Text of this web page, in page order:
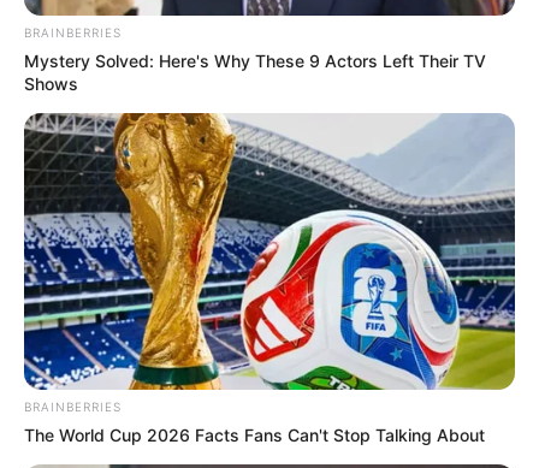
BRAINBERRIES
Mystery Solved: Here's Why These 9 Actors Left Their TV
Shows
BRAINBERRIES
The World Cup 2026 Facts Fans Can't Stop Talking About